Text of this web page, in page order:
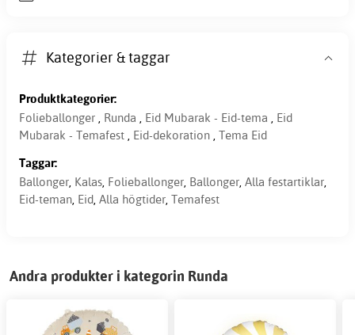
Kategorier & taggar
Produktkategorier:
Folieballonger , Runda , Eid Mubarak - Eid-tema , Eid
Mubarak - Temafest , Eid-dekoration , Tema Eid
Taggar:
Ballonger, Kalas, Folieballonger, Ballonger, Alla festartiklar,
Eid-teman, Eid, Alla högtider, Temafest
Andra produkter i kategorin Runda